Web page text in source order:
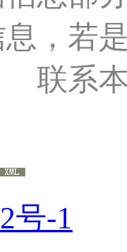
，若
联系
号-1